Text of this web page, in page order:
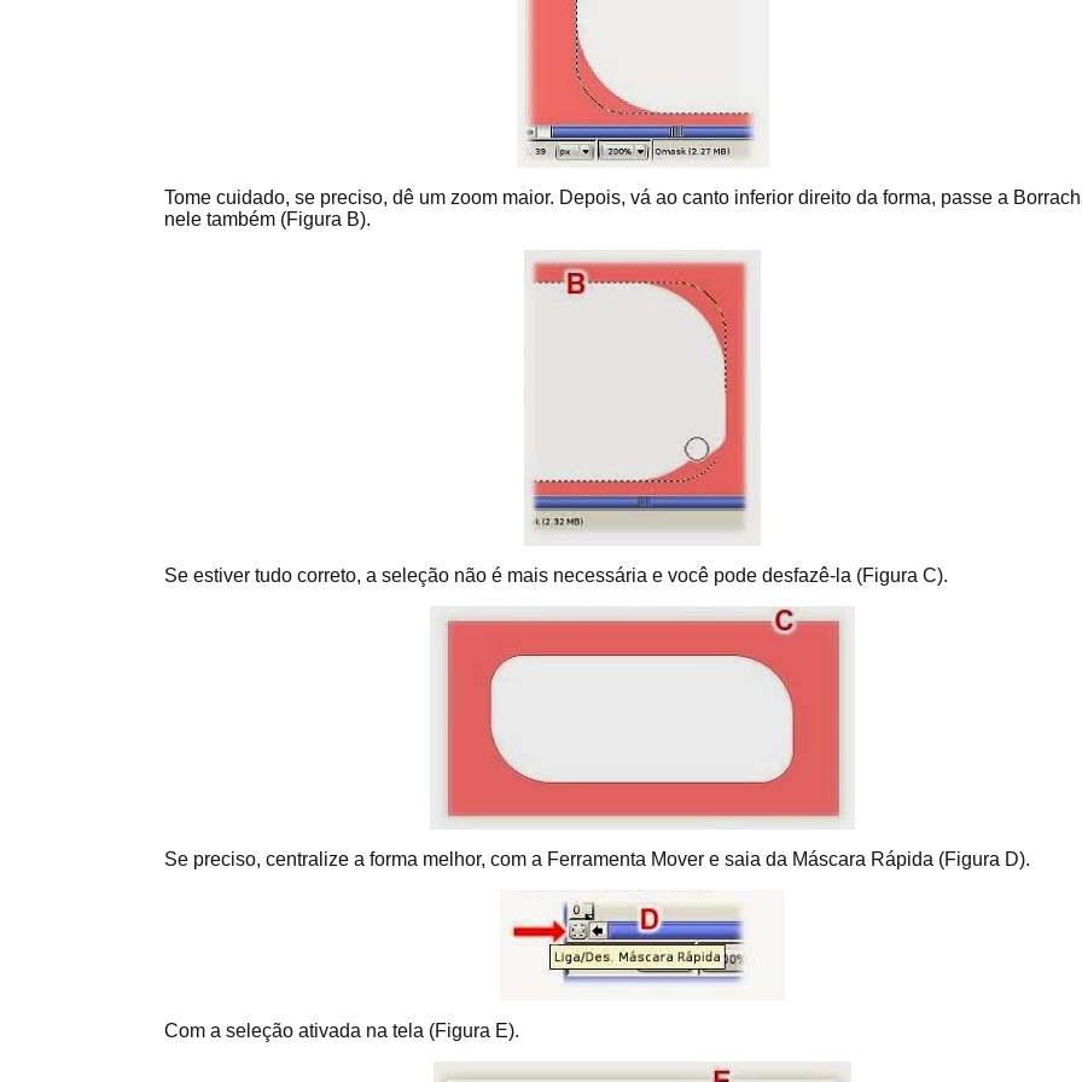
Tome cuidado, se preciso, dê um zoom maior. Depois, vá ao canto inferior direito da forma, passe a
nele também (Figura B).
Se estiver tudo correto, a seleção não é mais necessária e você pode desfazê-la (Figura C).
Se preciso, centralize a forma melhor, com a Ferramenta Mover e saia da Máscara Rápida (Figura D).
Com a seleção ativada na tela (Figura E).